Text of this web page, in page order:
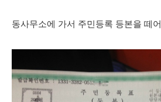
동사무소에 가서 주민등록 등본을 떼